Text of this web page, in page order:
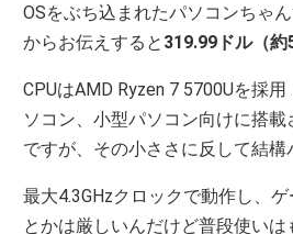
OSをぶち込まれたパソコンちゃ
からお伝えすると 319.99ドル（約
CPUはAMD Ryzen 7 5700Uを採
ソコン、小型パソコン向けに搭
ですが、その小ささに反して結構
最大4.3GHzクロックで動作し、
とかは厳しいんだけど普段使い